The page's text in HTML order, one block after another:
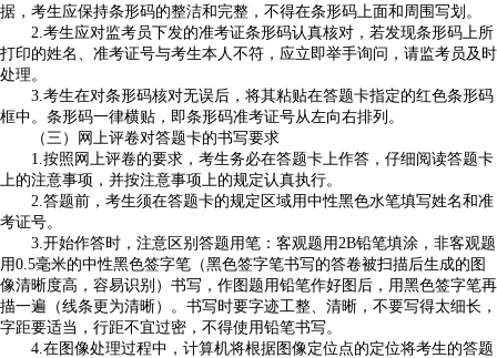
据，考生应保持条形码的整洁和完整，不得在条形码上面和周围写划。
2.考生应对监考员下发的准考证条形码认真核对，若发现条形码上所
打印的姓名、准考证号与考生本人不符，应立即举手询问，请监考员及时
处理。
3.考生在对条形码核对无误后，将其粘贴在答题卡指定的红色条形码
框中。条形码一律横贴，即条形码准考证号从左向右排列。
（三）网上评卷对答题卡的书写要求
1.按照网上评卷的要求，考生务必在答题卡上作答，仔细阅读答题卡
上的注意事项，并按注意事项上的规定认真执行。
2.答题前，考生须在答题卡的规定区域用中性黑色水笔填写姓名和准
考证号。
3.开始作答时，注意区别答题用笔：客观题用2B铅笔填涂，非客观题
用0.5毫米的中性黑色签字笔（黑色签字笔书写的答卷被扫描后生成的图
像清晰度高，容易识别）书写，作图题用铅笔作好图后，用黑色签字笔再
描一遍（线条更为清晰）。书写时要字迹工整、清晰，不要写得太细长，
字距要适当，行距不宜过密，不得使用铅笔书写。
4.在图像处理过程中，计算机将根据图像定位点的定位将考生的答题